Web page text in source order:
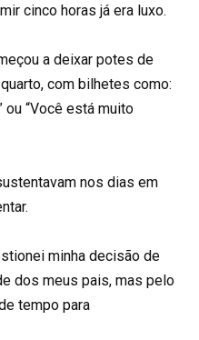
cinco horas já era luxo.
a deixar potes de
com bilhetes como:
ou “Você está muito
nos dias em
minha decisão de
dos meus pais, mas pelo
tempo para